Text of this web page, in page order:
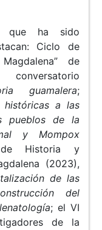
que ha sido
Ciclo de
de
guamalera;
históricas a las
pueblos de la
y Mompox
de Historia y
(2023),
de las
del
; el VI
de la